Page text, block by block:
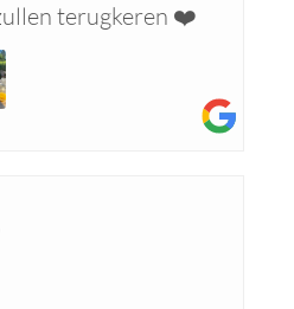
terugkeren ❤️